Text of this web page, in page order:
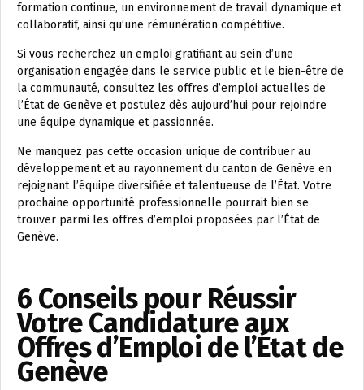
formation continue, un environnement de travail dynamique et
collaboratif, ainsi qu’une rémunération compétitive.
Si vous recherchez un emploi gratifiant au sein d’une
organisation engagée dans le service public et le bien-être de
la communauté, consultez les offres d’emploi actuelles de
l’État de Genève et postulez dès aujourd’hui pour rejoindre
une équipe dynamique et passionnée.
Ne manquez pas cette occasion unique de contribuer au
développement et au rayonnement du canton de Genève en
rejoignant l’équipe diversifiée et talentueuse de l’État. Votre
prochaine opportunité professionnelle pourrait bien se
trouver parmi les offres d’emploi proposées par l’État de
Genève.
6 Conseils pour Réussir
Votre Candidature aux
Offres d’Emploi de l’État de
Genève